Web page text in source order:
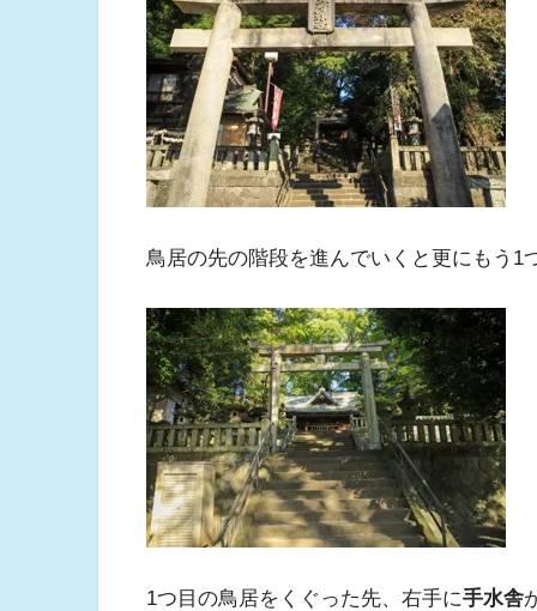
鳥居の先の階段を進んでいくと更にもう1
1つ目の鳥居をくぐった先、右手に手水舎